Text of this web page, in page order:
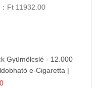
Ft 11932.00
Gyümölcslé - 12.000
e-Cigaretta |
Íz